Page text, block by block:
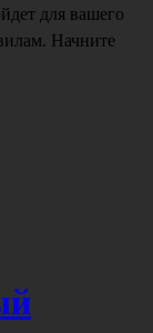
для вашего
Начните